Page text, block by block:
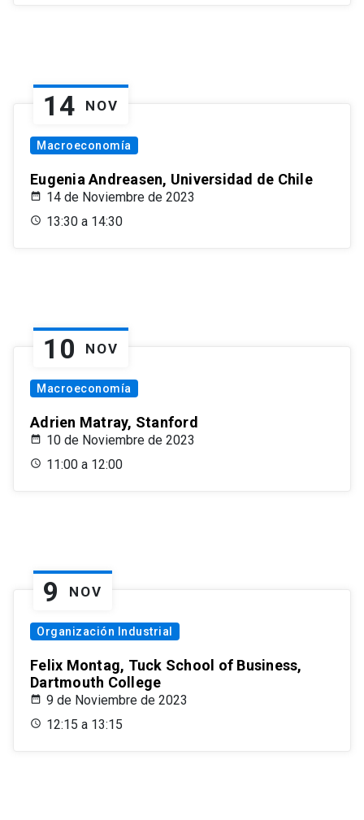
14 NOV
Macroeconomía
Eugenia Andreasen, Universidad de Chile
14 de Noviembre de 2023
13:30 a 14:30
10 NOV
Macroeconomía
Adrien Matray, Stanford
10 de Noviembre de 2023
11:00 a 12:00
9 NOV
Organización Industrial
Felix Montag, Tuck School of Business,
Dartmouth College
9 de Noviembre de 2023
12:15 a 13:15